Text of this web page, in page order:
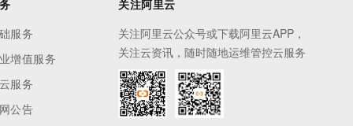
服务
增值服务
服务
公告
关注阿里云
关注阿里云公众号或下载阿里云APP，
关注云资讯，随时随地运维管控云服务